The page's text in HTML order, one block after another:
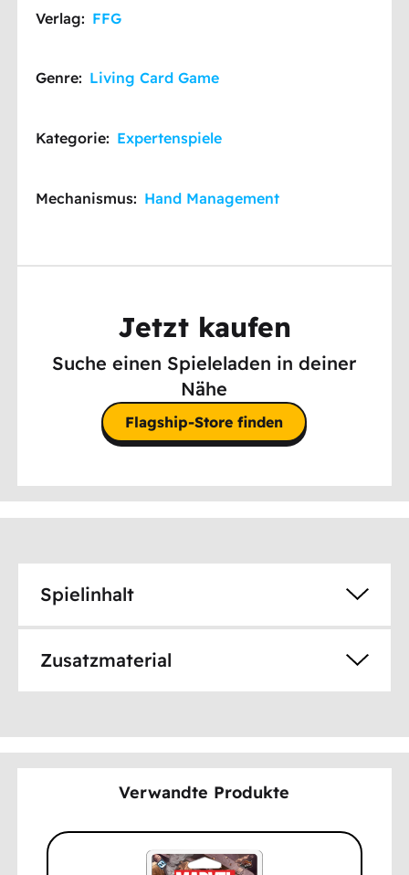
Verlag: FFG
Genre: Living Card Game
Kategorie: Expertenspiele
Mechanismus: Hand Management
Jetzt kaufen
Suche einen Spieleladen in deiner
Nähe
Flagship-Store finden
Spielinhalt
Zusatzmaterial
Verwandte Produkte